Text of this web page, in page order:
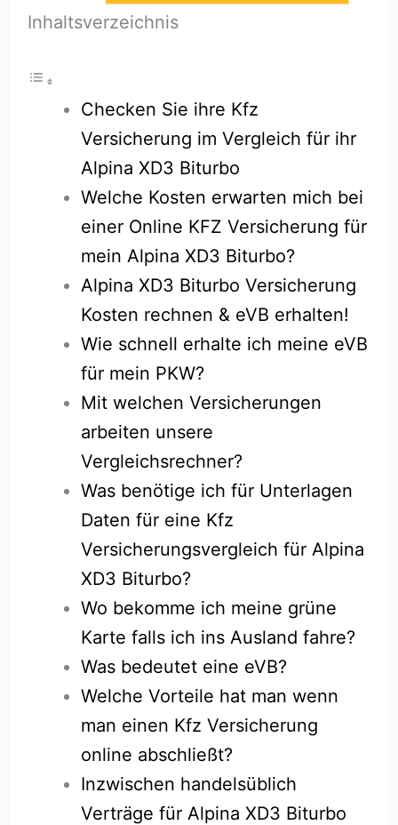
Inhaltsverzeichnis
Checken Sie ihre Kfz
Versicherung im Vergleich für ihr
Alpina XD3 Biturbo
Welche Kosten erwarten mich bei
einer Online KFZ Versicherung für
mein Alpina XD3 Biturbo?
Alpina XD3 Biturbo Versicherung
Kosten rechnen & eVB erhalten!
Wie schnell erhalte ich meine eVB
für mein PKW?
Mit welchen Versicherungen
arbeiten unsere
Vergleichsrechner?
Was benötige ich für Unterlagen
Daten für eine Kfz
Versicherungsvergleich für Alpina
XD3 Biturbo?
Wo bekomme ich meine grüne
Karte falls ich ins Ausland fahre?
Was bedeutet eine eVB?
Welche Vorteile hat man wenn
man einen Kfz Versicherung
online abschließt?
Inzwischen handelsüblich
Verträge für Alpina XD3 Biturbo